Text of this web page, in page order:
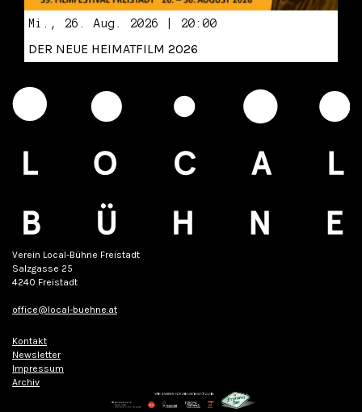
Mi., 26. Aug. 2026 | 20:00
DER NEUE HEIMATFILM 2026
Verein Local-Bühne Freistadt
Salzgasse 25
4240 Freistadt
office@local-buehne.at
Kontakt
Newsletter
Impressum
Archiv